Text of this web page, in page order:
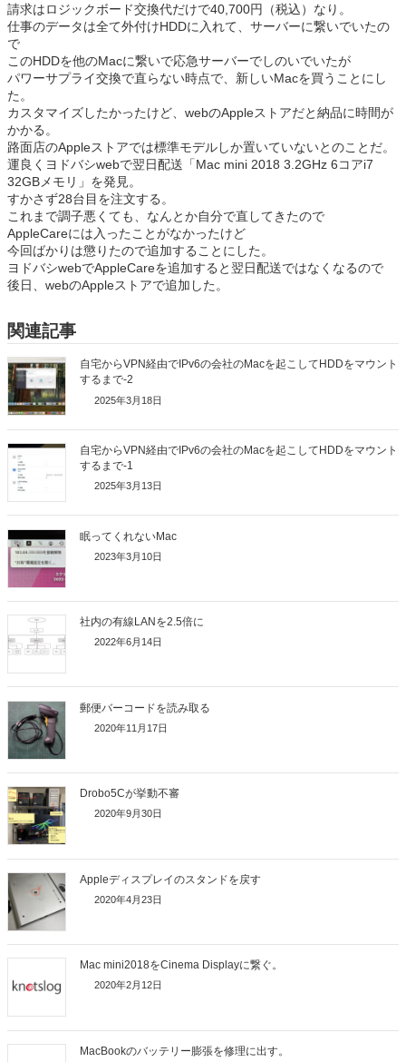
請求はロジックボード交換代だけで40,700円（税込）なり。
仕事のデータは全て外付けHDDに入れて、サーバーに繋いでいたの
で
このHDDを他のMacに繋いで応急サーバーでしのいでいたが
パワーサプライ交換で直らない時点で、新しいMacを買うことにし
た。
カスタマイズしたかったけど、webのAppleストアだと納品に時間が
かかる。
路面店のAppleストアでは標準モデルしか置いていないとのことだ。
運良くヨドバシwebで翌日配送「Mac mini 2018 3.2GHz 6コアi7
32GBメモリ」を発見。
すかさず28台目を注文する。
これまで調子悪くても、なんとか自分で直してきたので
AppleCareには入ったことがなかったけど
今回ばかりは懲りたので追加することにした。
ヨドバシwebでAppleCareを追加すると翌日配送ではなくなるので
後日、webのAppleストアで追加した。
関連記事
自宅からVPN経由でIPv6の会社のMacを起こしてHDDをマウント
するまで-2
2025年3月18日
自宅からVPN経由でIPv6の会社のMacを起こしてHDDをマウント
するまで-1
2025年3月13日
眠ってくれないMac
2023年3月10日
社内の有線LANを2.5倍に
2022年6月14日
郵便バーコードを読み取る
2020年11月17日
Drobo5Cが挙動不審
2020年9月30日
Appleディスプレイのスタンドを戻す
2020年4月23日
Mac mini2018をCinema Displayに繋ぐ。
2020年2月12日
MacBookのバッテリー膨張を修理に出す。